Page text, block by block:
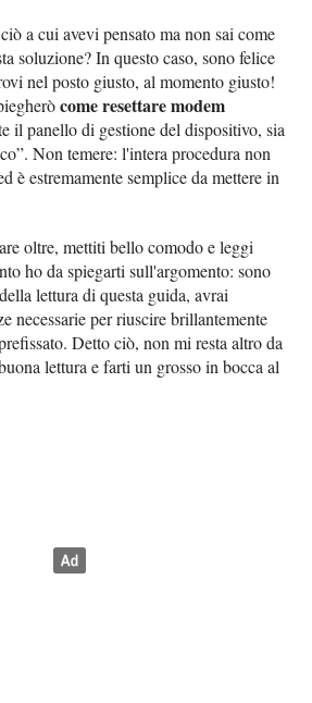
a cui avevi pensato ma non sai come
soluzione? In questo caso, sono felice
nel posto giusto, al momento giusto!
come resettare modem
il panello di gestione del dispositivo, sia
Non temere: l'intera procedura non
è estremamente semplice da mettere in
oltre, mettiti bello comodo e leggi
ho da spiegarti sull'argomento: sono
lettura di questa guida, avrai
necessarie per riuscire brillantemente
Detto ciò, non mi resta altro da
lettura e farti un grosso in bocca al